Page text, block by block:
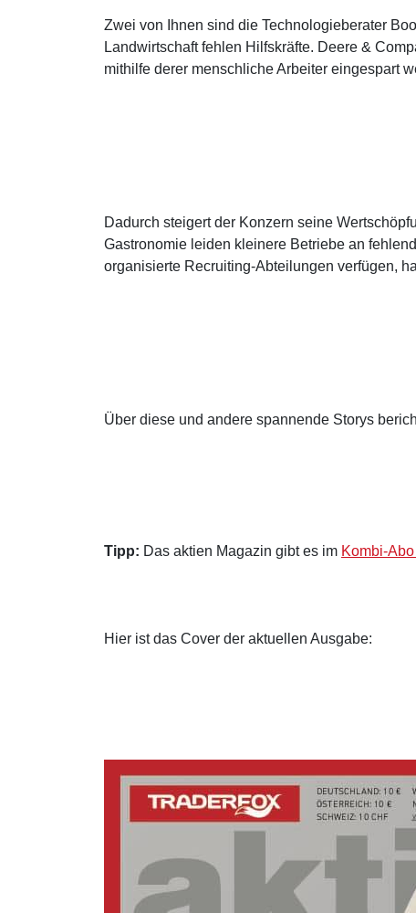
Zwei von Ihnen sind die Technologieberater
Landwirtschaft fehlen Hilfskräfte. Deere &
mithilfe derer menschliche Arbeiter eingespart
Dadurch steigert der Konzern seine
Gastronomie leiden kleinere Betriebe an
organisierte Recruiting-Abteilungen verfügen,
Über diese und andere spannende Storys
Tipp: Das aktien Magazin gibt es im Kombi-
Hier ist das Cover der aktuellen Ausgabe: